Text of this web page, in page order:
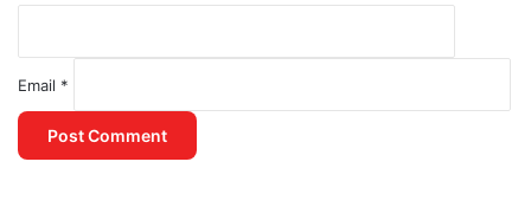
Email *